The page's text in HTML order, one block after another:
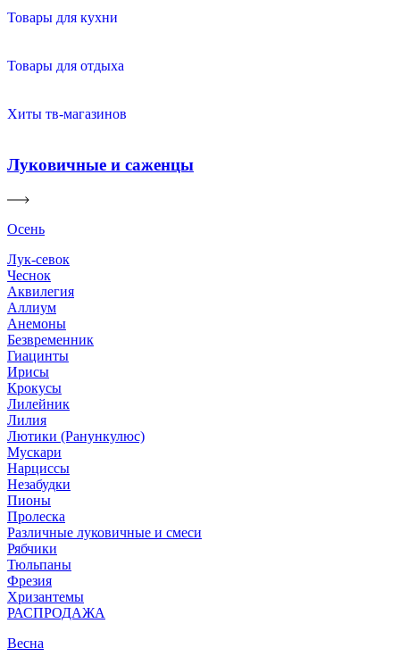
Товары для кухни
Товары для отдыха
Хиты тв-магазинов
Луковичные и саженцы
Осень
Лук-севок
Чеснок
Аквилегия
Аллиум
Анемоны
Безвременник
Гиацинты
Ирисы
Крокусы
Лилейник
Лилия
Лютики (Ранункулюс)
Мускари
Нарцисcы
Незабудки
Пионы
Пролеска
Различные луковичные и смеси
Рябчики
Тюльпаны
Фрезия
Хризантемы
РАСПРОДАЖА
Весна